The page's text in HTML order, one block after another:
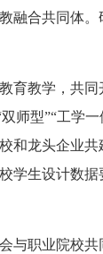
融合共同体
育教学，共
师型”“工学
和龙头企业
学生设计数
与职业院校